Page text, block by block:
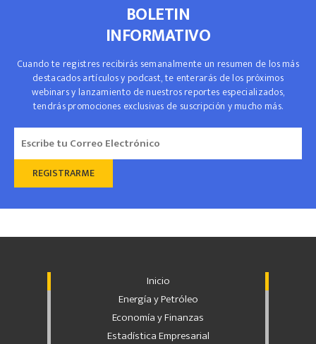
BOLETIN
INFORMATIVO
Cuando te registres recibirás semanalmente un resumen de los más
destacados artículos y podcast, te enterarás de los próximos
webinars y lanzamiento de nuestros reportes especializados,
tendrás promociones exclusivas de suscripción y mucho más.
Inicio
Energía y Petróleo
Economía y Finanzas
Estadística Empresarial